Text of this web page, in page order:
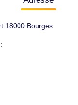
18000 Bourges